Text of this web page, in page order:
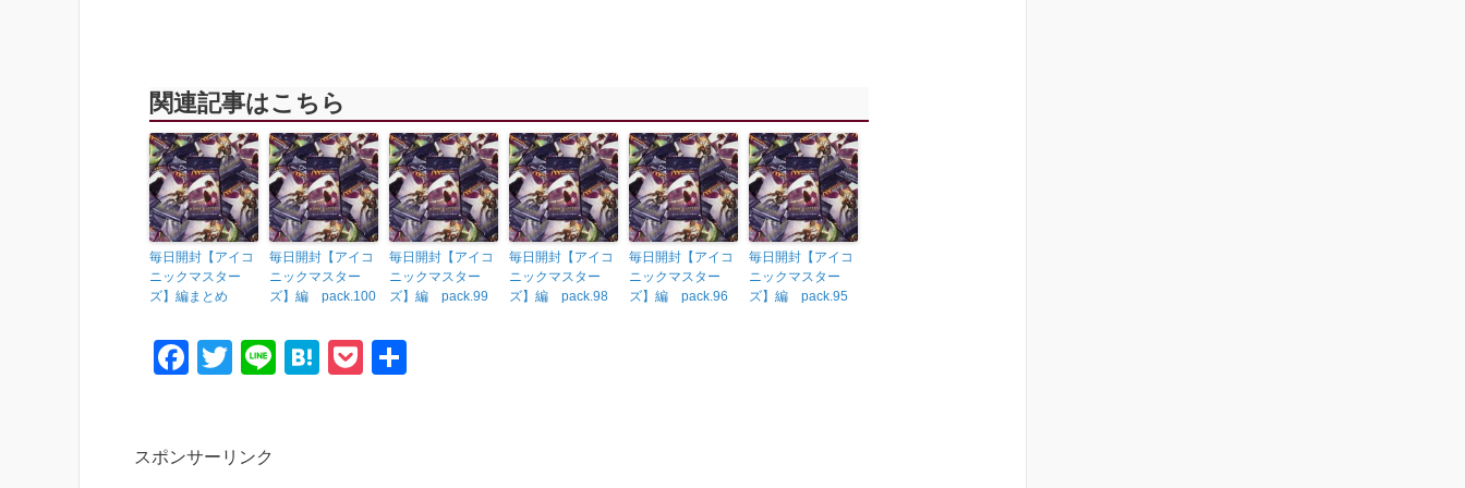
関連記事はこちら
毎日開封【アイコ
ニックマスター
ズ】編まとめ
毎日開封【アイコ
ニックマスター
ズ】編 pack.100
毎日開封【アイコ
ニックマスター
ズ】編 pack.99
毎日開封【アイコ
ニックマスター
ズ】編 pack.98
毎日開封【アイコ
ニックマスター
ズ】編 pack.96
毎日開封【アイコ
ニックマスター
ズ】編 pack.95
F
e
T
er
Li
H
P
スポンサーリンク